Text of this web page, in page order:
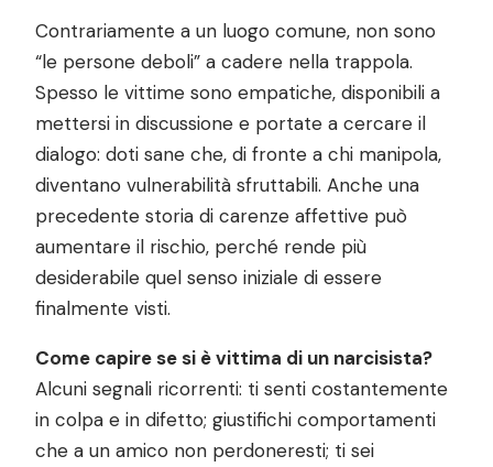
Contrariamente a un luogo comune, non sono
“le persone deboli” a cadere nella trappola.
Spesso le vittime sono empatiche, disponibili a
mettersi in discussione e portate a cercare il
dialogo: doti sane che, di fronte a chi manipola,
diventano vulnerabilità sfruttabili. Anche una
precedente storia di carenze affettive può
aumentare il rischio, perché rende più
desiderabile quel senso iniziale di essere
finalmente visti.
Come capire se si è vittima di un narcisista?
Alcuni segnali ricorrenti: ti senti costantemente
in colpa e in difetto; giustifichi comportamenti
che a un amico non perdoneresti; ti sei